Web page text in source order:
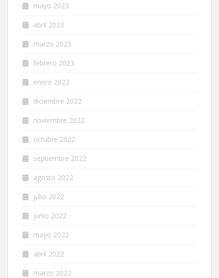
mayo 2023
abril 2023
marzo 2023
febrero 2023
enero 2023
diciembre 2022
noviembre 2022
octubre 2022
septiembre 2022
agosto 2022
julio 2022
junio 2022
mayo 2022
abril 2022
marzo 2022